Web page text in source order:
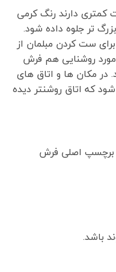
کمتری دارند رنگ کرمی
تر جلوه داده شود.
ست کردن مبلمان از
روشنایی هم فرش
در مکان ها و اتاق های
که اتاق روشنتر دیده
برچسپ اصلی فرش
باشد.